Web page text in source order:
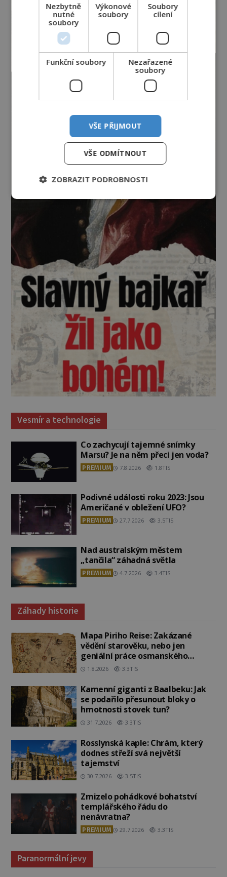
Vesmír a technologie
Co zachycují tajemné snímky
Marsu? Je na něm přeci jen voda?
PREMIUM 7.8.2026 1.8TIS
Podivné události roku 2023: Jsou
Američané v obležení UFO?
PREMIUM 27.7.2026 3.5TIS
Nad australským městem
„tančila“ záhadná světla
PREMIUM 4.7.2026 3.4TIS
Záhady historie
Mapa Piriho Reise: Zakázané
vědění starověku, nebo jen
geniální práce osmanského
admirála?
1.8.2026 3.3TIS
Kamenní giganti z Baalbeku: Jak
se podařilo přesunout bloky o
hmotnosti stovek tun?
31.7.2026 3.3TIS
Rosslynská kaple: Chrám, který
dodnes střeží svá největší
tajemství
30.7.2026 3.5TIS
Zmizelo pohádkové bohatství
templářského řádu do
nenávratna?
PREMIUM 29.7.2026 3.3TIS
Paranormální jevy
Nezbytně
nutné
soubory
Výkonové
soubory
Soubory
cílení
Funkční soubory
Nezařazené
soubory
VŠE PŘIJMOUT
VŠE ODMÍTNOUT
ZOBRAZIT PODROBNOSTI